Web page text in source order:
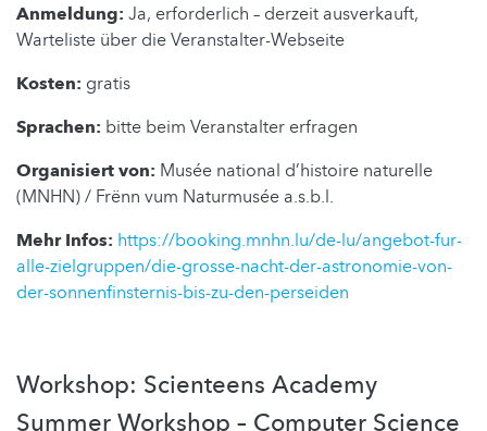
Anmeldung: Ja, erforderlich – derzeit ausverkauft,
Warteliste über die Veranstalter-Webseite
Kosten: gratis
Sprachen: bitte beim Veranstalter erfragen
Organisiert von: Musée national d’histoire naturelle
(MNHN) / Frënn vum Naturmusée a.s.b.l.
Mehr Infos: https://booking.mnhn.lu/de-lu/angebot-fur-
alle-zielgruppen/die-grosse-nacht-der-astronomie-von-
der-sonnenfinsternis-bis-zu-den-perseiden
Workshop: Scienteens Academy
Summer Workshop – Computer Science